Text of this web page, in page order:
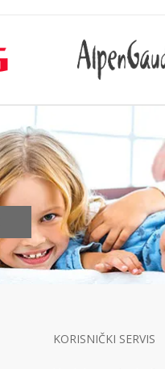
KORISNIČKI SERVIS